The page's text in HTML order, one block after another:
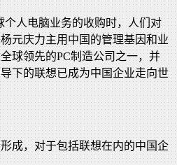
人电脑业务的收购时，人们对
元庆力主用中国的管理基因和业
球领先的PC制造公司之一，并
下的联想已成为中国企业走向世
成，对于包括联想在内的中国企